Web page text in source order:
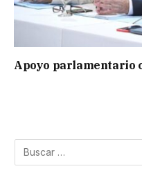
Apoyo parlamentario